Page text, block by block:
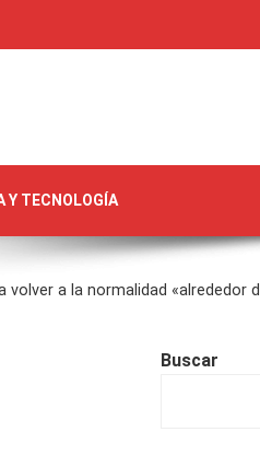
Y TECNOLOGÍA
a la normalidad «alrededor
Buscar